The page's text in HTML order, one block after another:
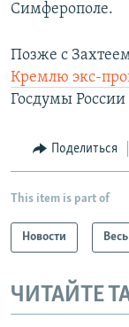
Симферополе.​
Позже с
Кремлю экс-
Госдумы России
Поделиться
This item is part of
Новости
ЧИТАЙТЕ